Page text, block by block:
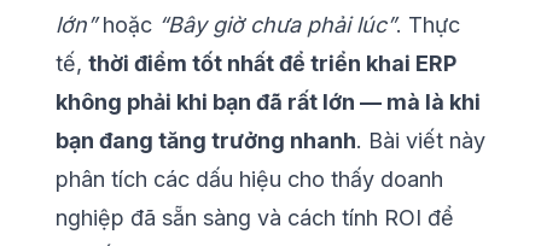
lớn”hoặc “Bây giờ chưa phải lúc”. Thực
tế, thời điểm tốt nhất để triển khai ERP
không phải khi bạn đã rất lớn — mà là khi
bạn đang tăng trưởng nhanh. Bài viết này
phân tích các dấu hiệu cho thấy doanh
nghiệp đã sẵn sàng và cách tính ROI để